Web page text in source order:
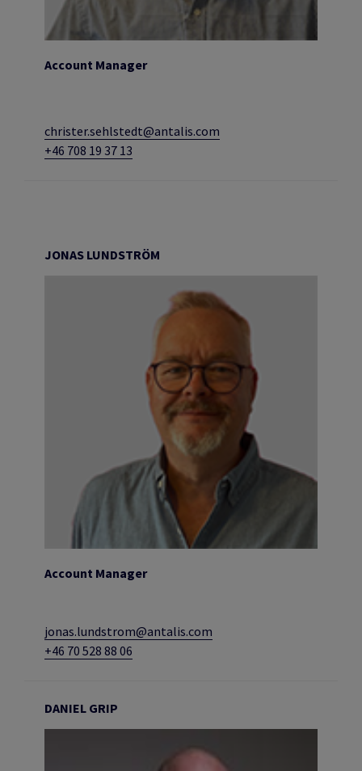
Account Manager
christer.sehlstedt@antalis.com
+46 708 19 37 13
JONAS LUNDSTRÖM
Account Manager
jonas.lundstrom@antalis.com
+46 70 528 88 06
DANIEL GRIP